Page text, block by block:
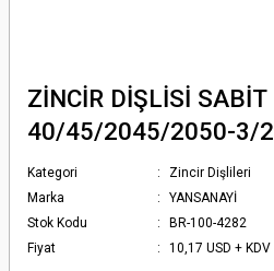
ZİNCİR DİŞLİSİ SABİT
40/45/2045/2050-3/
Kategori
Zincir Dişlileri
Marka
YANSANAYİ
Stok Kodu
BR-100-4282
Fiyat
10,17 USD + KDV